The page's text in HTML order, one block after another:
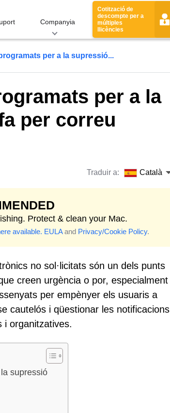
Companyia
Cotització de
descompte per a
múltiples
llicències
per a la supressió...
per a la
per correu
Traduir a: Català
Protect & clean your Mac.
available. EULAand Privacy/Cookie Policy.
no sol·licitats són un dels punts
creen urgència o por, especialment
per empènyer els usuaris a
cautelós i qüestionar les notificacions
i organitzatives.
supressió